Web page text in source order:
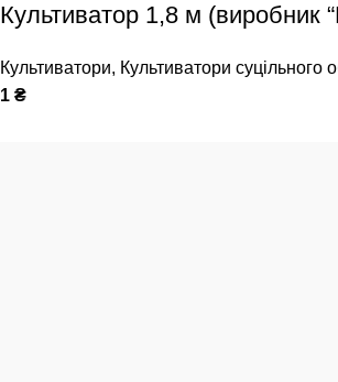
Культиватор 1,8 м (виробник
Культиватори, Культиватори суцільного
1 ₴